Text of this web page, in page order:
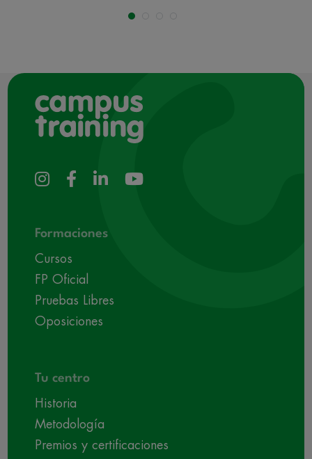
Formaciones
Cursos
FP Oficial
Pruebas Libres
Oposiciones
Tu centro
Historia
Metodología
Premios y certificaciones